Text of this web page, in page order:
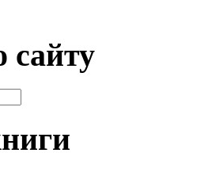
сайту